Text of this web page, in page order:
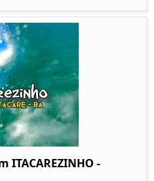
ITACAREZINHO -